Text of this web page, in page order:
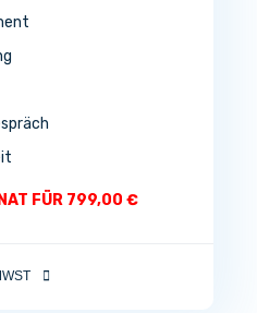
FÜR 799,00 €